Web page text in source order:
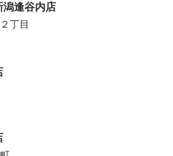
潟逢谷内店
丁目